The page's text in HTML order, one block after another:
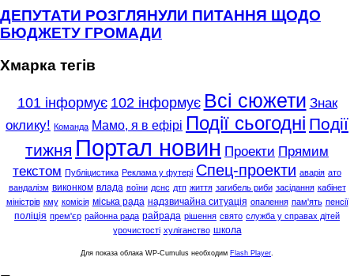
ДЕПУТАТИ РОЗГЛЯНУЛИ ПИТАННЯ ЩОДО
БЮДЖЕТУ ГРОМАДИ
Хмарка тегів
101 інформує 102 інформує Всі сюжети Знак
оклику! Команда Мамо, я в ефірі Події сьогодні Події
тижня Портал новин Проекти Прямим
текстом Публіцистика Реклама у футері Спец-проекти аварія ато
вандалізм виконком влада воїни дснс дтп життя загибель риби засідання кабінет
міністрів кму комісія міська рада надзвичайна ситуація опалення пам'ять пенсії
поліція прем'єр районна рада райрада рішення свято служба у справах дітей
урочистості хуліганство школа
Для показа облака WP-Cumulus необходим Flash Player